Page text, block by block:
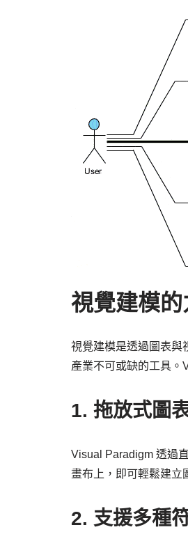
視覺建模的
視覺建模是透過圖表與
產業不可或缺的工具。
1. 拖放式圖
Visual Paradigm 透過
畫布上，即可輕鬆建立
2. 支援多種